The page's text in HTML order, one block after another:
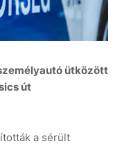
ütközött
út
a sérült